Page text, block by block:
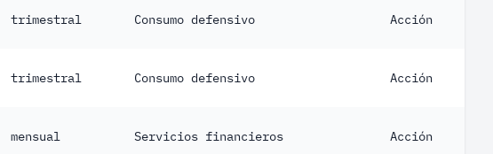
trimestral Consumo defensivo Acción
trimestral Consumo defensivo Acción
mensual Servicios financieros Acción